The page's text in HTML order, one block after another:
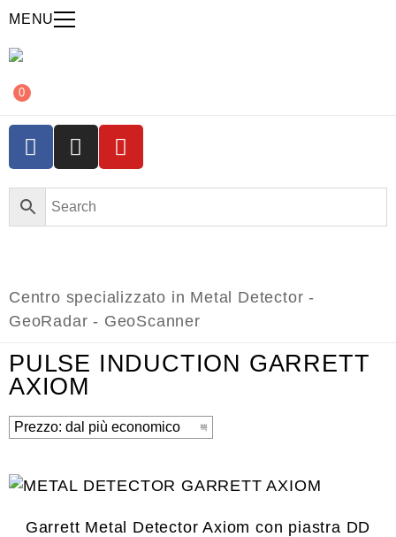
MENU
0
Centro specializzato in Metal Detector -
GeoRadar - GeoScanner
PULSE INDUCTION GARRETT
AXIOM
Garrett Metal Detector Axiom con piastra DD